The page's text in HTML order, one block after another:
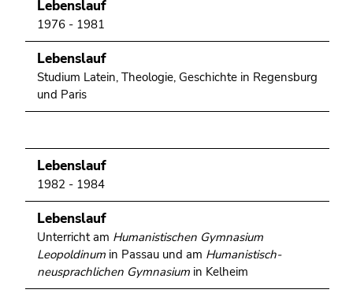
Sie diesen
Link.
Zum
Inhalt
(Zugriffstaste
Zur
Positionsanzeige
(Zugriffstaste
2)
Zur
Hauptnavigation
(Zugriffstaste
Lebenslauf
1976 - 1981
Lebenslauf
Studium Latein, Theologie, Geschichte in Regensburg
und Paris
Lebenslauf
1982 - 1984
Lebenslauf
Unterricht am Humanistischen Gymnasium
Leopoldinum in Passau und am Humanistisch-
neusprachlichen Gymnasium in Kelheim